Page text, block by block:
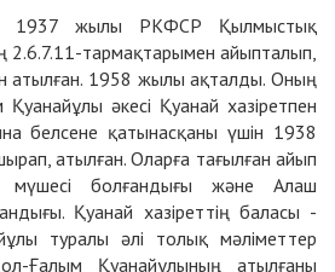
1937 жылы РКФСР Қылмыстық
2.6.7.11-тармақтарымен айыпталып,
атылған. 1958 жылы ақталды. Оның
әкесі Қуанай хазіретпен
белсене қатынасқаны үшiн 1938
атылған. Оларға тағылған айып
болғандығы және Алаш
Қуанай хазіреттің баласы -
туралы әлі толық мәлiметтер
Ғалым Қуанайұлының атылғаны